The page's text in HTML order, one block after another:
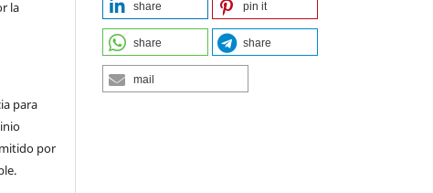
la
para
por
share pin it
share share
mail